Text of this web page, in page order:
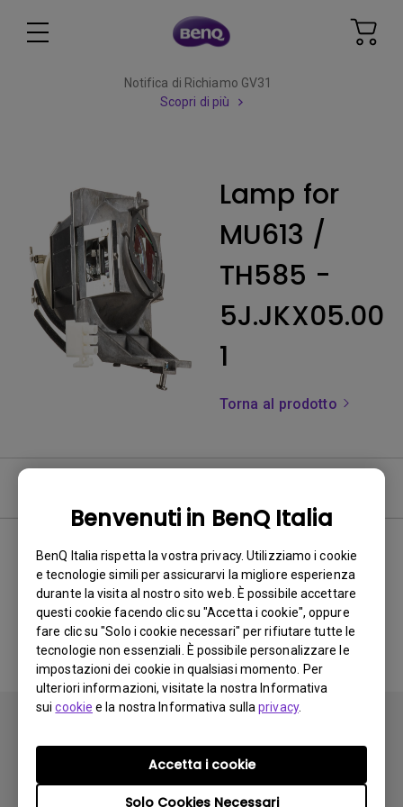
Benvenuti in BenQ Italia
BenQ Italia rispetta la vostra privacy. Utilizziamo i cookie
e tecnologie simili per assicurarvi la migliore esperienza
durante la visita al nostro sito web. È possibile accettare
questi cookie facendo clic su "Accetta i cookie", oppure
fare clic su "Solo i cookie necessari" per rifiutare tutte le
tecnologie non essenziali. È possibile personalizzare le
impostazioni dei cookie in qualsiasi momento. Per
ulteriori informazioni, visitate la nostra Informativa
suicookie e la nostra Informativa sullaprivacy.
Solo Cookies Necessari
Accetta i cookie
Notifica di Richiamo GV31
Scopri di più
Lamp for
MU613 /
TH585 -
5J.JKX05.00
1
Torna al prodotto
Nessuna domanda
frequente correlata